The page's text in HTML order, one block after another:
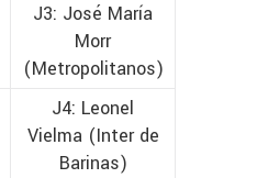
J3: José María
Morr
(Metropolitanos)
J4: Leonel
Vielma (Inter de
Barinas)